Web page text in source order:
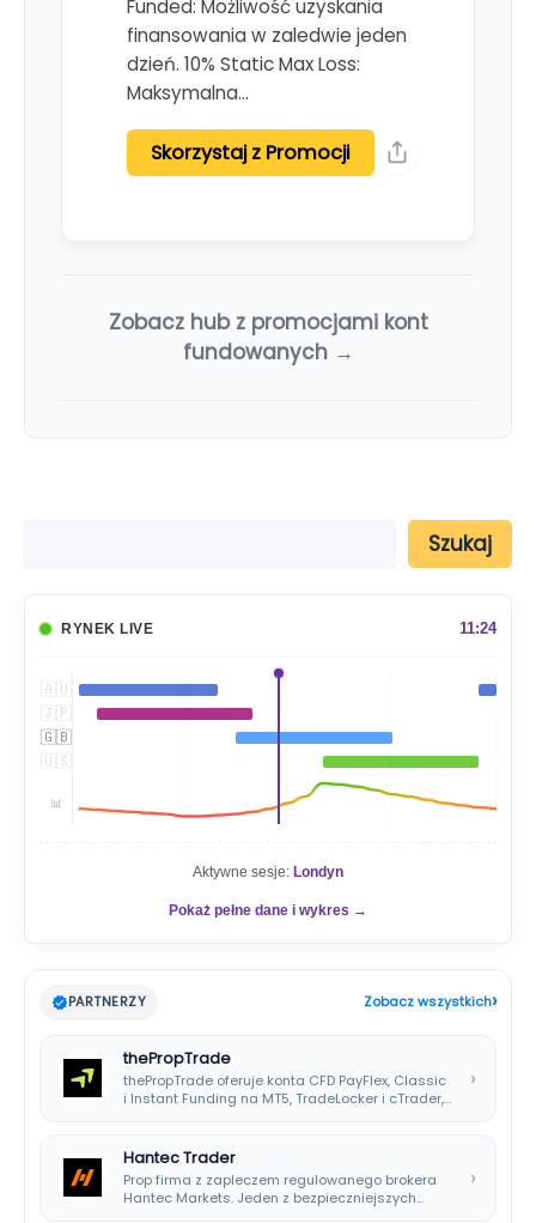
Funded: Możliwość uzyskania
finansowania w zaledwie jeden
dzień. 10% Static Max Loss:
Maksymalna…
Skorzystaj z Promocji
Zobacz hub z promocjami kont
fundowanych →
Szukaj
RYNEK LIVE 11:24
🇦🇺
🇯🇵
🇬🇧
🇺🇸
📊
Aktywne sesje: Londyn
Pokaż pełne dane i wykres →
PARTNERZY Zobacz wszystkich›
thePropTrade
thePropTrade oferuje konta CFD PayFlex, Classic
i Instant Funding na MT5, TradeLocker i cTrader,…
›
Hantec Trader
Prop firma z zapleczem regulowanego brokera
Hantec Markets. Jeden z bezpieczniejszych
›